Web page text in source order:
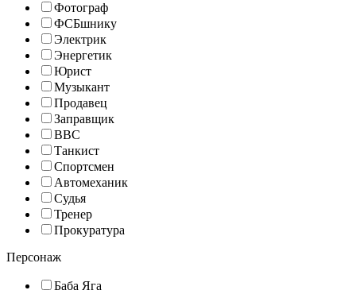
Фотограф
ФСБшнику
Электрик
Энергетик
Юрист
Музыкант
Продавец
Заправщик
ВВС
Танкист
Спортсмен
Автомеханик
Судья
Тренер
Прокуратура
Персонаж
Баба Яга